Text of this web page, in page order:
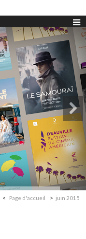
Page d'accueil juin 2015